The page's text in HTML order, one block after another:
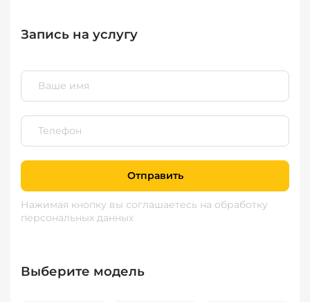
Запись на услугу
Отправить
Нажимая кнопку вы соглашаетесь на обработку
персональных данных
Выберите модель